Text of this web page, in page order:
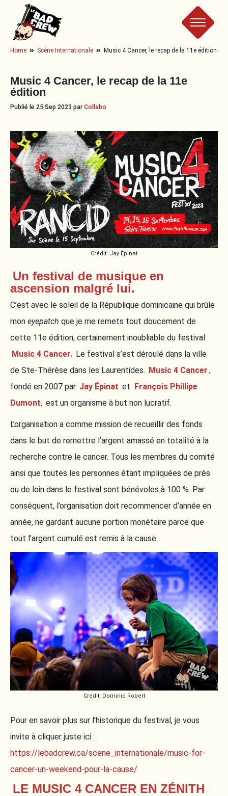
Le
Bad
Crew
Home Scène Internationale Music 4 Cancer, le recap de la 11e édition
Music 4 Cancer, le recap de la 11e
édition
Publié le 25 Sep 2023 parCollabo
Crédit: Jay Épinat
Un festival de musique en
ascension malgré lui.
C’est avec le soleil de la République dominicaine qui brûle
mon eyepatch que je me remets tout doucement de
cette 11e édition, certainement inoubliable du festival
Music 4 Cancer. Le festival s’est déroulé dans la ville
de Ste-Thérèse dans les Laurentides. Music 4 Cancer ,
fondé en 2007 par Jay Épinat et François Phillipe
Dumont, est un organisme à but non lucratif.
L’organisation a comme mission de recueillir des fonds
dans le but de remettre l’argent amassé en totalité à la
recherche contre le cancer. Tous les membres du comité
ainsi que toutes les personnes étant impliquées de près
ou de loin dans le festival sont bénévoles à 100 %. Par
conséquent, l’organisation doit recommencer d’année en
année, ne gardant aucune portion monétaire parce que
tout l’argent cumulé est remis à la cause.
Crédit: Dominic Robert
Pour en savoir plus sur l’historique du festival, je vous
invite à cliquer juste ici :
https://lebadcrew.ca/scene_internationale/music-for-
cancer-un-weekend-pour-la-cause/
LE MUSIC 4 CANCER EN ZÉNITH